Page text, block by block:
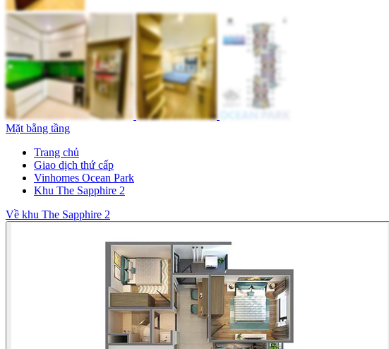
Mặt bằng tầng
Trang chủ
Giao dịch thứ cấp
Vinhomes Ocean Park
Khu The Sapphire 2
Về khu The Sapphire 2